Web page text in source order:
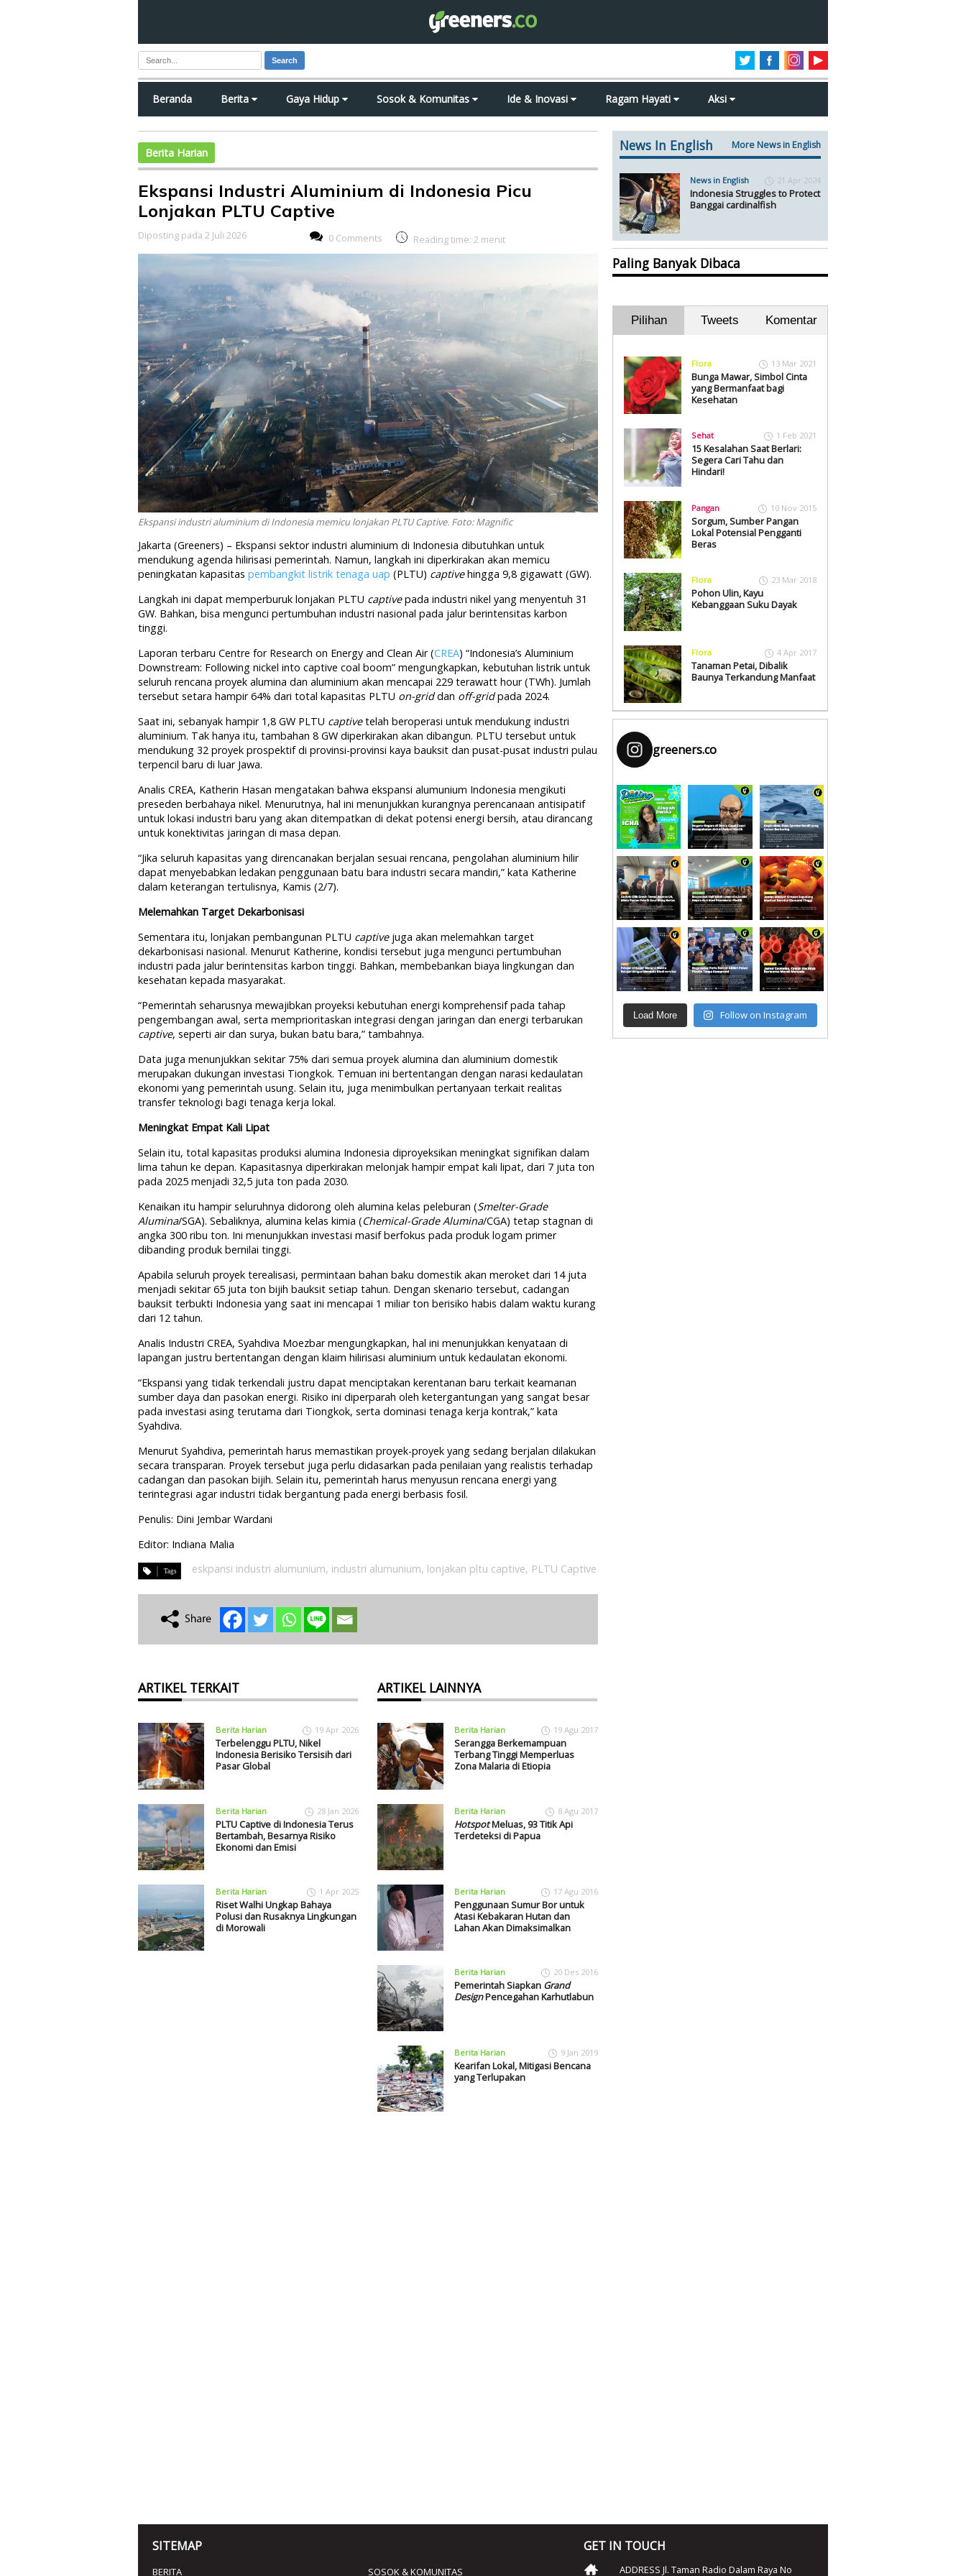
Search
Beranda Berita Gaya Hidup Sosok & Komunitas Ide & Inovasi Ragam Hayati Aksi
Berita Harian
Ekspansi Industri Aluminium di Indonesia Picu
Lonjakan PLTU Captive
Diposting pada 2 Juli 2026 0 Comments Reading time: 2 menit
Ekspansi industri aluminium di Indonesia memicu lonjakan PLTU Captive. Foto: Magnific
Jakarta (Greeners) – Ekspansi sektor industri aluminium di Indonesia dibutuhkan untuk
mendukung agenda hilirisasi pemerintah. Namun, langkah ini diperkirakan akan memicu
peningkatan kapasitas pembangkit listrik tenaga uap (PLTU) captivehingga 9,8 gigawatt (GW).
Langkah ini dapat memperburuk lonjakan PLTU captivepada industri nikel yang menyentuh 31
GW. Bahkan, bisa mengunci pertumbuhan industri nasional pada jalur berintensitas karbon
tinggi.
Laporan terbaru Centre for Research on Energy and Clean Air (CREA) “Indonesia’s Aluminium
Downstream: Following nickel into captive coal boom” mengungkapkan, kebutuhan listrik untuk
seluruh rencana proyek alumina dan aluminium akan mencapai 229 terawatt hour (TWh). Jumlah
tersebut setara hampir 64% dari total kapasitas PLTU on-griddan off-gridpada 2024.
Saat ini, sebanyak hampir 1,8 GW PLTU captivetelah beroperasi untuk mendukung industri
aluminium. Tak hanya itu, tambahan 8 GW diperkirakan akan dibangun. PLTU tersebut untuk
mendukung 32 proyek prospektif di provinsi-provinsi kaya bauksit dan pusat-pusat industri pulau
terpencil baru di luar Jawa.
Analis CREA, Katherin Hasan mengatakan bahwa ekspansi alumunium Indonesia mengikuti
preseden berbahaya nikel. Menurutnya, hal ini menunjukkan kurangnya perencanaan antisipatif
untuk lokasi industri baru yang akan ditempatkan di dekat potensi energi bersih, atau dirancang
untuk konektivitas jaringan di masa depan.
“Jika seluruh kapasitas yang direncanakan berjalan sesuai rencana, pengolahan aluminium hilir
dapat menyebabkan ledakan penggunaan batu bara industri secara mandiri,” kata Katherine
dalam keterangan tertulisnya, Kamis (2/7).
Melemahkan Target Dekarbonisasi
Sementara itu, lonjakan pembangunan PLTU captivejuga akan melemahkan target
dekarbonisasi nasional. Menurut Katherine, kondisi tersebut juga mengunci pertumbuhan
industri pada jalur berintensitas karbon tinggi. Bahkan, membebankan biaya lingkungan dan
kesehatan kepada masyarakat.
“Pemerintah seharusnya mewajibkan proyeksi kebutuhan energi komprehensif pada tahap
pengembangan awal, serta memprioritaskan integrasi dengan jaringan dan energi terbarukan
captive, seperti air dan surya, bukan batu bara,” tambahnya.
Data juga menunjukkan sekitar 75% dari semua proyek alumina dan aluminium domestik
merupakan dukungan investasi Tiongkok. Temuan ini bertentangan dengan narasi kedaulatan
ekonomi yang pemerintah usung. Selain itu, juga menimbulkan pertanyaan terkait realitas
transfer teknologi bagi tenaga kerja lokal.
Meningkat Empat Kali Lipat
Selain itu, total kapasitas produksi alumina Indonesia diproyeksikan meningkat signifikan dalam
lima tahun ke depan. Kapasitasnya diperkirakan melonjak hampir empat kali lipat, dari 7 juta ton
pada 2025 menjadi 32,5 juta ton pada 2030.
Kenaikan itu hampir seluruhnya didorong oleh alumina kelas peleburan (Smelter-Grade
Alumina/SGA). Sebaliknya, alumina kelas kimia (Chemical-Grade Alumina/CGA) tetap stagnan di
angka 300 ribu ton. Ini menunjukkan investasi masif berfokus pada produk logam primer
dibanding produk bernilai tinggi.
Apabila seluruh proyek terealisasi, permintaan bahan baku domestik akan meroket dari 14 juta
menjadi sekitar 65 juta ton bijih bauksit setiap tahun. Dengan skenario tersebut, cadangan
bauksit terbukti Indonesia yang saat ini mencapai 1 miliar ton berisiko habis dalam waktu kurang
dari 12 tahun.
Analis Industri CREA, Syahdiva Moezbar mengungkapkan, hal ini menunjukkan kenyataan di
lapangan justru bertentangan dengan klaim hilirisasi aluminium untuk kedaulatan ekonomi.
“Ekspansi yang tidak terkendali justru dapat menciptakan kerentanan baru terkait keamanan
sumber daya dan pasokan energi. Risiko ini diperparah oleh ketergantungan yang sangat besar
pada investasi asing terutama dari Tiongkok, serta dominasi tenaga kerja kontrak,” kata
Syahdiva.
Menurut Syahdiva, pemerintah harus memastikan proyek-proyek yang sedang berjalan dilakukan
secara transparan. Proyek tersebut juga perlu didasarkan pada penilaian yang realistis terhadap
cadangan dan pasokan bijih. Selain itu, pemerintah harus menyusun rencana energi yang
terintegrasi agar industri tidak bergantung pada energi berbasis fosil.
Penulis: Dini Jembar Wardani
Editor: Indiana Malia
eskpansi industri alumunium, industri alumunium, lonjakan pltu captive, PLTU Captive
ARTIKEL TERKAIT
Berita Harian 19 Apr 2026
Terbelenggu PLTU, Nikel
Indonesia Berisiko Tersisih dari
Pasar Global
Berita Harian 28 Jan 2026
PLTU Captive di Indonesia Terus
Bertambah, Besarnya Risiko
Ekonomi dan Emisi
Berita Harian 1 Apr 2025
Riset Walhi Ungkap Bahaya
Polusi dan Rusaknya Lingkungan
di Morowali
ARTIKEL LAINNYA
Berita Harian 19 Agu 2017
Serangga Berkemampuan
Terbang Tinggi Memperluas
Zona Malaria di Etiopia
Berita Harian 8 Agu 2017
HotspotMeluas, 93 Titik Api
Terdeteksi di Papua
Berita Harian 17 Agu 2016
Penggunaan Sumur Bor untuk
Atasi Kebakaran Hutan dan
Lahan Akan Dimaksimalkan
Berita Harian 20 Des 2016
Pemerintah Siapkan Grand
DesignPencegahan Karhutlabun
Berita Harian 9 Jan 2019
Kearifan Lokal, Mitigasi Bencana
yang Terlupakan
News In English More News in English
News in English 21 Apr 2024
Indonesia Struggles to Protect
Banggai cardinalfish
Paling Banyak Dibaca
Pilihan Tweets Komentar
Flora 13 Mar 2021
Bunga Mawar, Simbol Cinta
yang Bermanfaat bagi
Kesehatan
Sehat 1 Feb 2021
15 Kesalahan Saat Berlari:
Segera Cari Tahu dan
Hindari!
Pangan 10 Nov 2015
Sorgum, Sumber Pangan
Lokal Potensial Pengganti
Beras
Flora 23 Mar 2018
Pohon Ulin, Kayu
Kebanggaan Suku Dayak
Flora 4 Apr 2017
Tanaman Petai, Dibalik
Baunya Terkandung Manfaat
greeners.co
Load More Follow on Instagram
SITEMAP
BERITA SOSOK & KOMUNITAS
GET IN TOUCH
ADDRESS Jl. Taman Radio Dalam Raya No